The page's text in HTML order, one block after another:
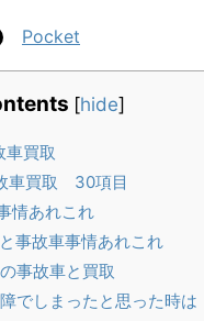
Pocket
[hide]
車買取
車買取 30項目
情あれこれ
事故車事情あれこれ
事故車と買取
でしまったと思った時は